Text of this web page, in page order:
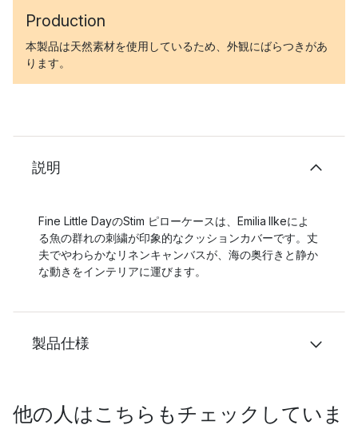
Production
本製品は天然素材を使用しているため、外観にばらつきがあ
ります。
説明
Fine Little DayのStim ピローケースは、Emilia Ilkeによ
る魚の群れの刺繍が印象的なクッションカバーです。丈
夫でやわらかなリネンキャンバスが、海の奥行きと静か
な動きをインテリアに運びます。
製品仕様
他の人はこちらもチェックしていま